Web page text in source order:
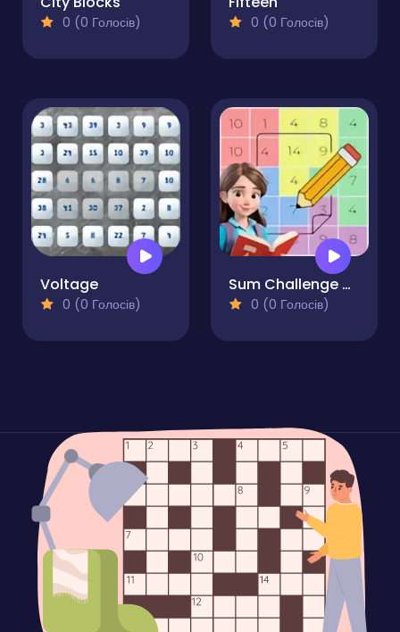
0 (0 Голосів) 0 (0 Голосів)
Voltage
0 (0 Голосів)
Sum Challenge Number Grid
0 (0 Голосів)